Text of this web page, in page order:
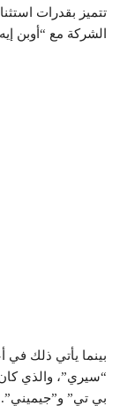
تتميز بقدرات
الشركة مع “أوبن
بينما يأتي ذلك
“سيري”، والذي
بي تي” و”جيميني”.